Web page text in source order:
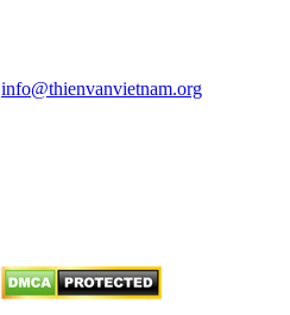
info@thienvanvietnam.org